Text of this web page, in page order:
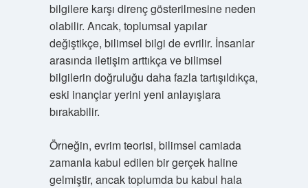
bilgilere karşı direnç gösterilmesine neden
olabilir. Ancak, toplumsal yapılar
değiştikçe, bilimsel bilgi de evrilir. İnsanlar
arasında iletişim arttıkça ve bilimsel
bilgilerin doğruluğu daha fazla tartışıldıkça,
eski inançlar yerini yeni anlayışlara
bırakabilir.
Örneğin, evrim teorisi, bilimsel camiada
zamanla kabul edilen bir gerçek haline
gelmiştir, ancak toplumda bu kabul hala